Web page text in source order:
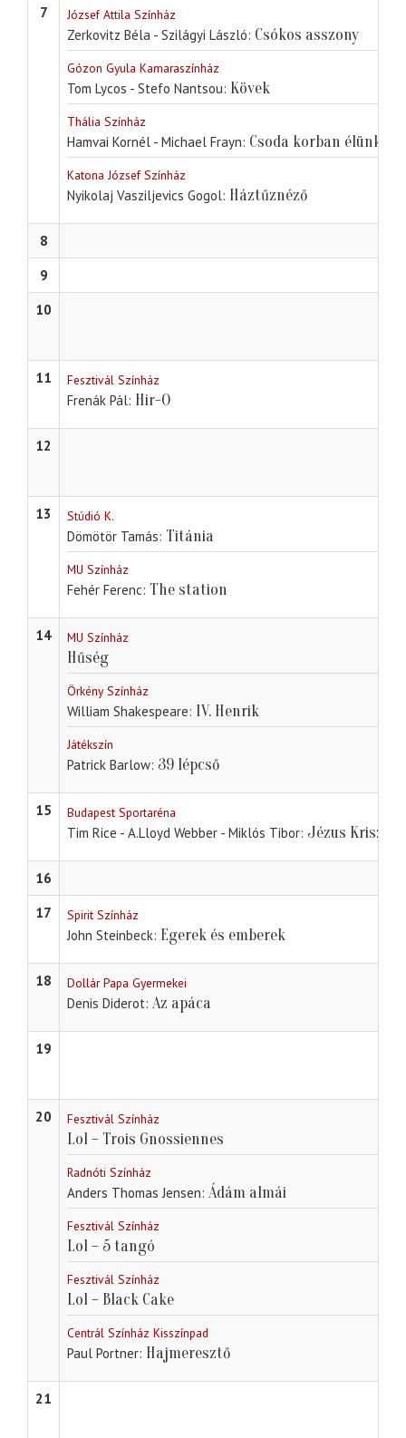
7 József Attila Színház
Zerkovitz Béla - Szilágyi László Csókos asszony
Gózon Gyula Kamaraszínház
Tom Lycos - Stefo Nantsou Kövek
Thália Színház
Hamvai Kornél - Michael Frayn Csoda korban élünk
Katona József Színház
Nyikolaj Vasziljevics Gogol Háztűznéző
8
9
10
11 Fesztivál Színház
Frenák Pál Hir-O
12
13 Stúdió K.
Dömötör Tamás Titánia
MU Színház
Fehér Ferenc The station
14 MU Színház
Hűség
Örkény Színház
William Shakespeare IV. Henrik
Játékszín
Patrick Barlow 39 lépcső
15 Budapest Sportaréna
Tim Rice - A.Lloyd Webber - Miklós Tibor Jézus
16
17
Spirit Színház
John Steinbeck Egerek és emberek
18 Dollár Papa Gyermekei
Denis Diderot Az apáca
19
20 Fesztivál Színház
Lol – Trois Gnossiennes
Radnóti Színház
Anders Thomas Jensen Ádám almái
Fesztivál Színház
Lol – 5 tangó
Fesztivál Színház
Lol – Black Cake
Centrál Színház Kisszínpad
Paul Portner Hajmeresztő
21